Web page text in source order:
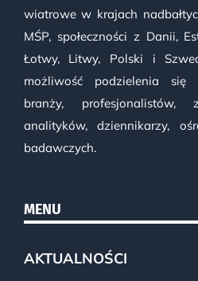
wiatrowe w krajach
MŚP, społeczności z Danii,
Łotwy, Litwy, Polski i
możliwość podzielenia się
branży, profesjonalistów,
analityków, dziennikarzy,
badawczych.
MENU
AKTUALNOŚCI